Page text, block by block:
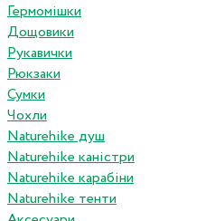
Гермомішки
Дощовики
Рукавички
Рюкзаки
Сумки
Чохли
Naturehike душ
Naturehike каністри
Naturehike карабіни
Naturehike тенти